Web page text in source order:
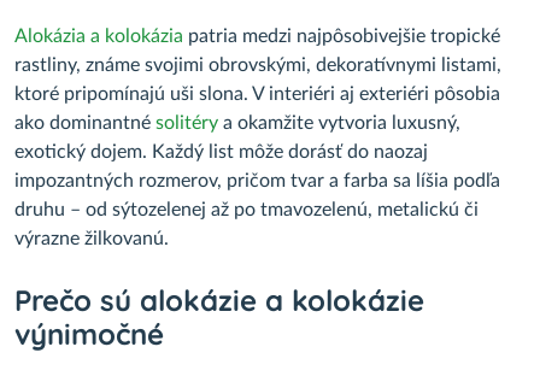
Alokázia a kolokázia patria medzi najpôsobivejšie tropické
rastliny, známe svojimi obrovskými, dekoratívnymi listami,
ktoré pripomínajú uši slona. V interiéri aj exteriéri pôsobia
ako dominantné solitéry a okamžite vytvoria luxusný,
exotický dojem. Každý list môže dorásť do naozaj
impozantných rozmerov, pričom tvar a farba sa líšia podľa
druhu – od sýtozelenej až po tmavozelenú, metalickú či
výrazne žilkovanú.
Prečo sú alokázie a kolokázie
výnimočné